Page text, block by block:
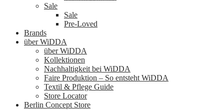
Sale
Sale
Pre-Loved
Brands
über WiDDA
über WiDDA
Kollektionen
Nachhaltigkeit bei WiDDA
Faire Produktion – So entsteht WiDDA
Textil & Pflege Guide
Store Locator
Berlin Concept Store